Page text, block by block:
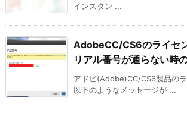
インスタン ...
AdobeCC/CS6のライセ
リアル番号が通らない時
アドビ(Adobe)CC/CS6製品のラ
以下のようなメッセージが ...